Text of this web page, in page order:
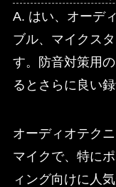
A. はい、オーデ
ブル、マイクス
す。防音対策用
るとさらに良い
オーディオテク
マイクで、特に
ィング向けに人